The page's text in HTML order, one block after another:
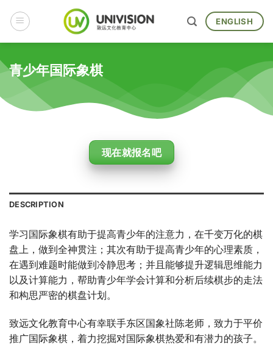
ENGLISH
青少年国际象棋
现在就报名吧
DESCRIPTION
学习国际象棋有助于提高青少年的注意力，在千变万化的棋
盘上，做到全神贯注；其次有助于提高青少年的心理素质，
在遇到难题时能做到冷静思考；并且能够提升逻辑思维能力
以及计算能力，帮助青少年学会计算和分析后续棋步的走法
和构思严密的棋盘计划。
致远文化教育中心有幸联手东区国象社陈老师，致力于平价
推广国际象棋，着力挖掘对国际象棋热爱和有潜力的孩子。